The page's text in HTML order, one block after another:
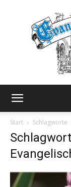
Start Schlagworte